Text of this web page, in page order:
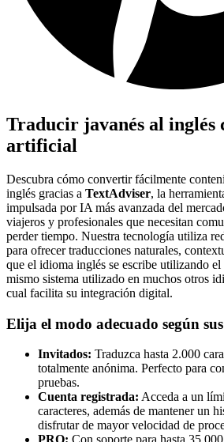
Traducir javanés al inglés
artificial
Descubra cómo convertir fácilmente
inglés gracias a TextAdviser, la
impulsada por IA más avanzada del
viajeros y profesionales que necesitan
perder tiempo. Nuestra tecnología utiliza
para ofrecer traducciones naturales,
que el idioma inglés se escribe utilizando
mismo sistema utilizado en muchos otros
cual facilita su integración digital.
Elija el modo adecuado según sus
Invitados: Traduzca hasta 2.000
totalmente anónima. Perfecto para
pruebas.
Cuenta registrada: Acceda a un
caracteres, además de mantener un
disfrutar de mayor velocidad de